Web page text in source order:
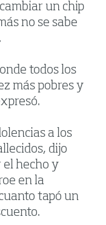
un chip
no se sabe
todos los
más pobres y
a los
dijo
hecho y
en la
tapó un